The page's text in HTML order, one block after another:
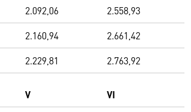
2.092,06 2.558,93
2.160,94 2.661,42
2.229,81 2.763,92
V
VI